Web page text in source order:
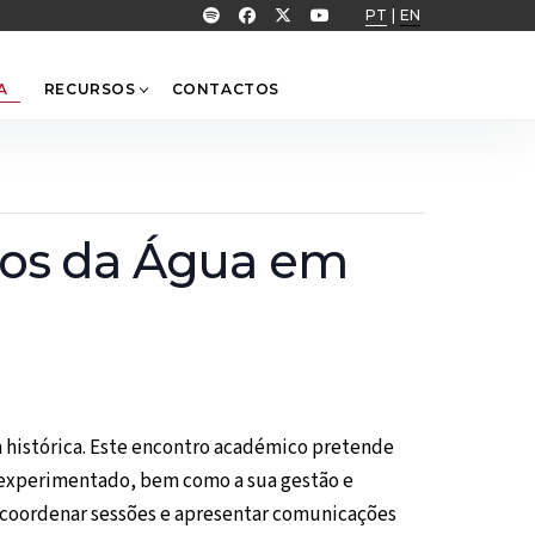
PT EN
RECURSOS CONTACTOS
da Água em
Este encontro académico pretende
bem como a sua gestão e
sessões e apresentar comunicações